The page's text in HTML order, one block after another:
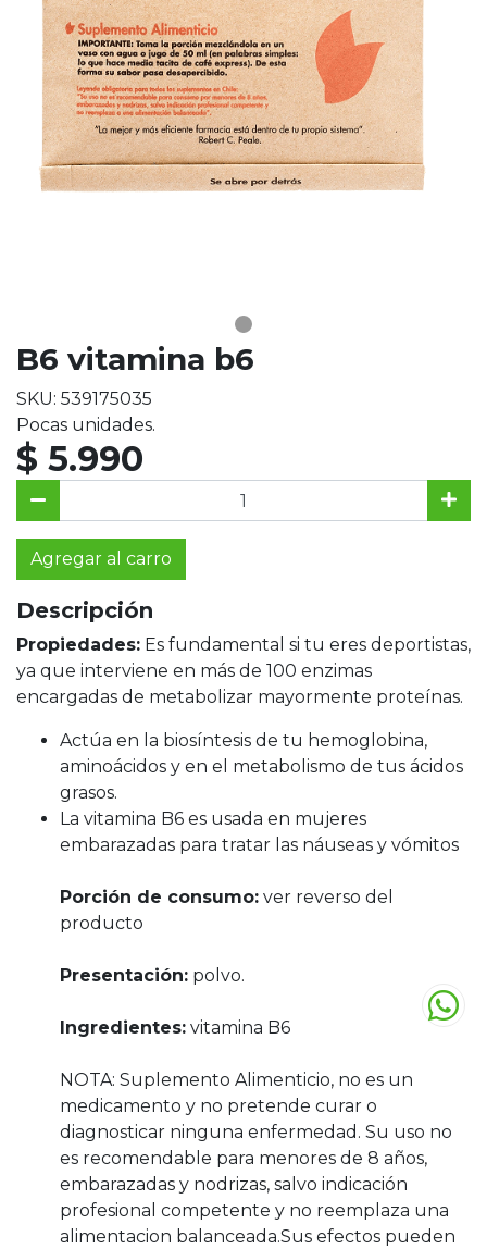
B6 vitamina b6
SKU: 539175035
Pocas unidades.
$ 5.990
Agregar al carro
Descripción
Propiedades: Es fundamental si tu eres deportistas,
ya que interviene en más de 100 enzimas
encargadas de metabolizar mayormente proteínas.
Actúa en la biosíntesis de tu hemoglobina,
aminoácidos y en el metabolismo de tus ácidos
grasos.
La vitamina B6 es usada en mujeres
embarazadas para tratar las náuseas y vómitos
Porción de consumo: ver reverso del
producto
Presentación: polvo.
Ingredientes: vitamina B6
NOTA: Suplemento Alimenticio, no es un
medicamento y no pretende curar o
diagnosticar ninguna enfermedad. Su uso no
es recomendable para menores de 8 años,
embarazadas y nodrizas, salvo indicación
profesional competente y no reemplaza una
alimentacion balanceada.Sus efectos pueden